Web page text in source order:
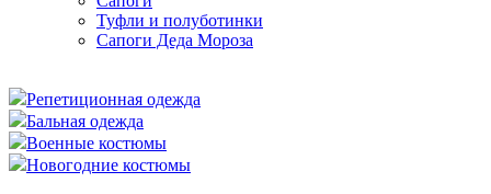
Туфли и полуботинки
Сапоги Деда Мороза
Репетиционная одежда
Бальная одежда
Военные костюмы
Новогодние костюмы